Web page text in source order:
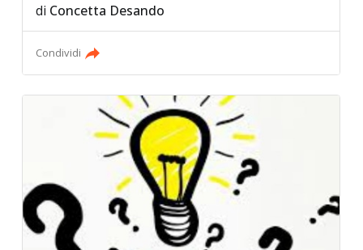
di Concetta Desando
Condividi